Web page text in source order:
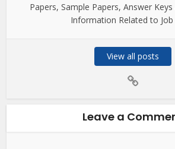
Papers, Sample Papers, Answer
Information Related to Job
View all posts
Leave a